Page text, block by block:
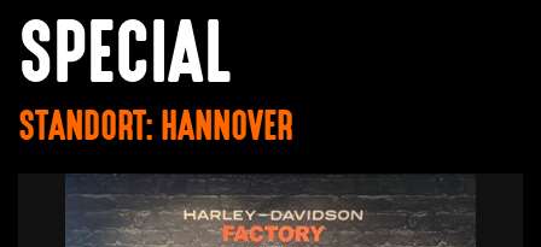
SPECIAL
STANDORT: HANNOVER